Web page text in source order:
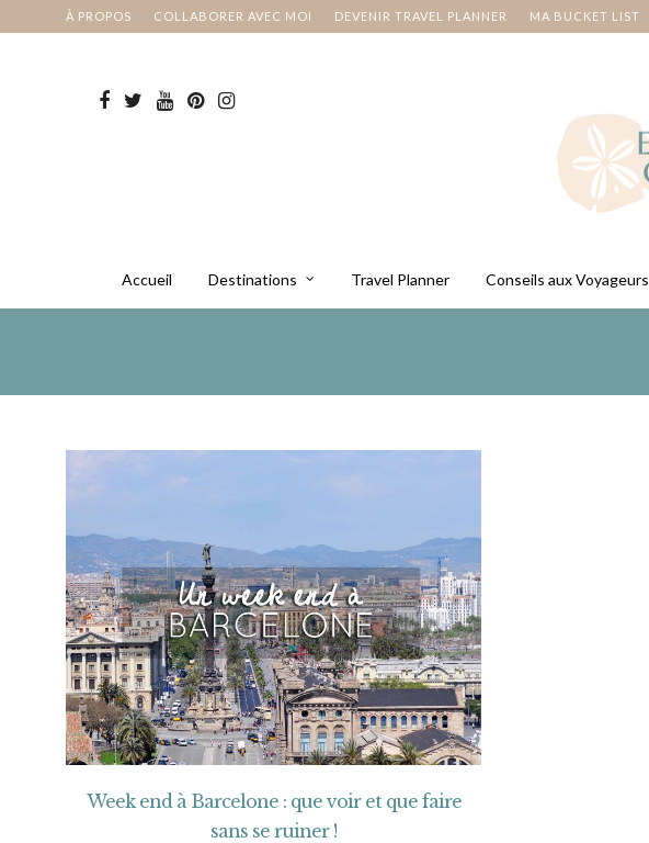
À PROPOS COLLABORER AVEC MOI DEVENIR TRAVEL PLANNER MA BUCKET LIST
Accueil Destinations Travel Planner Conseils aux Voyageurs
Week end à Barcelone : que voir et que faire
sans se ruiner !